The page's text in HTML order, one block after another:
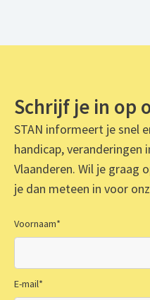
Schrijf je in op
STAN informeert je snel
handicap,
Vlaanderen. Wil je graag
je dan meteen in voor
Voornaam*
E-mail*